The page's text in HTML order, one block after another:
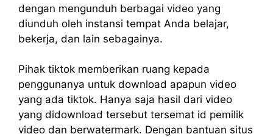
dengan mengunduh berbagai video yang
diunduh oleh instansi tempat Anda belajar,
bekerja, dan lain sebagainya.
Pihak tiktok memberikan ruang kepada
penggunanya untuk download apapun video
yang ada tiktok. Hanya saja hasil dari video
yang didownload tersebut tersemat id pemilik
video dan berwatermark. Dengan bantuan situs